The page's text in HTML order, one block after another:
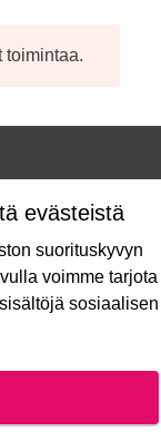
evästeistä
suorituskyvyn
voimme tarjota
sosiaalisen